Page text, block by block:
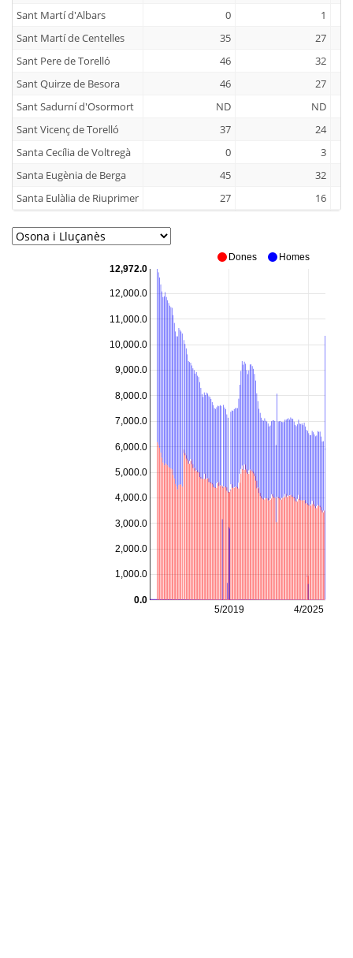
Sant Martí d'Albars
0
1
Sant Martí de Centelles
35
27
Sant Pere de Torelló
46
32
Sant Quirze de Besora
46
27
Sant Sadurní d'Osormort
ND
ND
Sant Vicenç de Torelló
37
24
Santa Cecília de Voltregà
0
3
Santa Eugènia de Berga
45
32
Santa Eulàlia de Riuprimer
27
16
Seva
ND
ND
334
1.047
981
ND
ND
10
13
6
3
3.504
5/2019 4/2025
1,000.0
2,000.0
3,000.0
4,000.0
5,000.0
6,000.0
7,000.0
8,000.0
9,000.0
10,000.0
11,000.0
12,000.0
0.0
12,972.0
Dones Homes